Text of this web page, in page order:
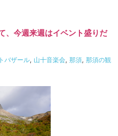
、今週来週はイベント盛りだ
バザール, 山十音楽会, 那須, 那須の観